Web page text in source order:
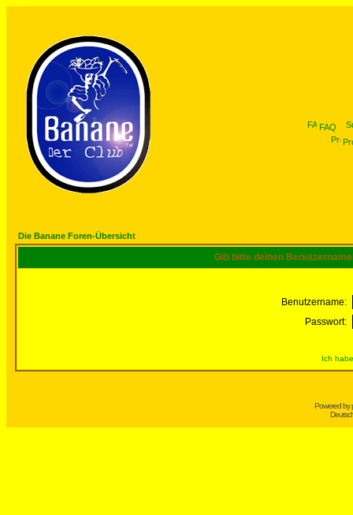
FAQ
Die Banane Foren-Übersicht
Gib bitte deinen
Benutzername:
Passwort:
Ich
Powered by